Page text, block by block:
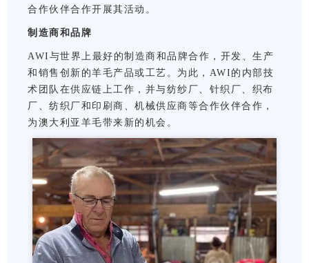
合作伙伴合作开展其活动。
制造商和品牌
AWI与世界上最好的制造商和品牌合作，开发、生产
和销售创新的羊毛产品或工艺。为此，AWI的内部技
术团队在供应链上工作，并与纺纱厂、针织厂、织布
厂、纺织厂和印刷商、机械供应商等合作伙伴合作，
为澳大利亚羊毛带来新的机会。